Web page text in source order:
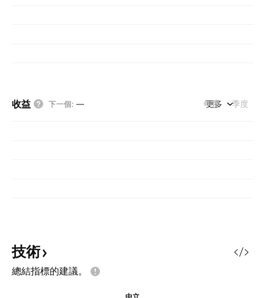
收益 下一個: — 年度 季度
更多
技術
總結指標的建議。